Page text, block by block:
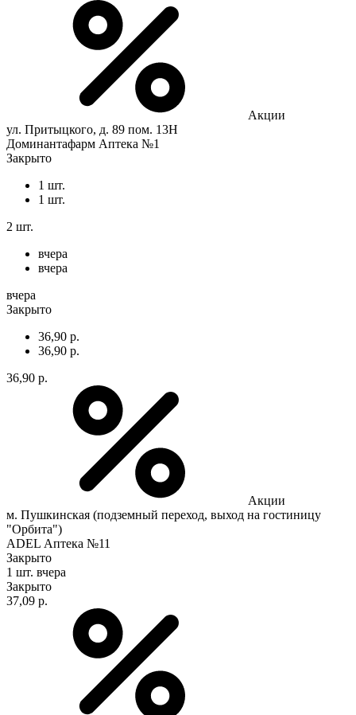
Акции
ул. Притыцкого, д. 89 пом. 13Н
Доминантафарм Аптека №1
Закрыто
1 шт.
1 шт.
2 шт.
вчера
вчера
вчера
Закрыто
36,90 р.
36,90 р.
36,90 р.
Акции
м. Пушкинская (подземный переход, выход на гостиницу
"Орбита")
ADEL Аптека №11
Закрыто
1 шт. вчера
Закрыто
37,09 р.